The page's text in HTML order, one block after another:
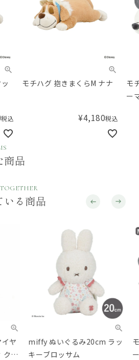
込
モチハグ 抱きまくらM ナナ
¥4,180税込
モ
ー
商品
いる商品
miffy ぬいぐるみ20cm ラッ
キーブロッサム
モ
ー